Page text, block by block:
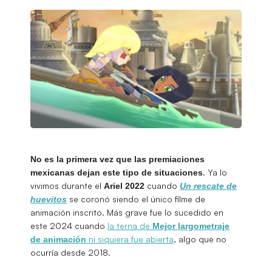
No es la primera vez que las premiaciones
mexicanas dejan este tipo de situaciones. Ya lo
vivimos durante el Ariel 2022 cuando Un rescate de
huevitos se coronó siendo el único filme de
animación inscrito. Más grave fue lo sucedido en
este 2024 cuando la terna de Mejor largometraje
de animación ni siquiera fue abierta, algo que no
ocurría desde 2018.